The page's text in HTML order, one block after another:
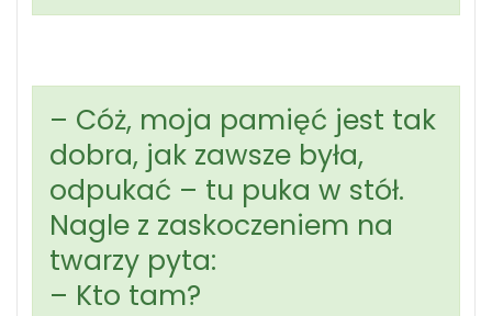
– Cóż, moja pamięć jest tak
dobra, jak zawsze była,
odpukać – tu puka w stół.
Nagle z zaskoczeniem na
twarzy pyta:
– Kto tam?